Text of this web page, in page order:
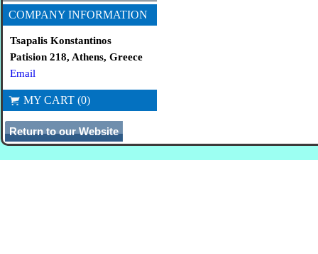
COMPANY INFORMATION
Tsapalis Konstantinos
Patision 218, Athens, Greece
Email
MY CART (0)